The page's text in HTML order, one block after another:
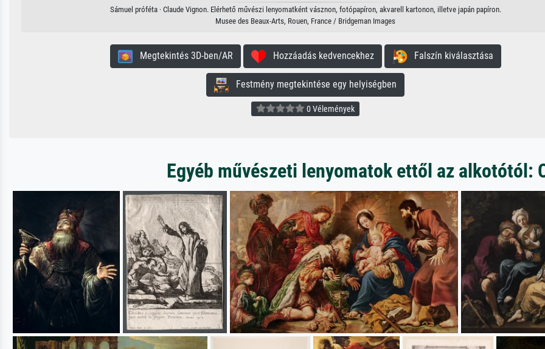
Sámuel próféta · Claude Vignon. Elérhető művészi lenyomatként vásznon, fotópapíron, akvarell kartonon, illetve japán papíron.
Musee des Beaux-Arts, Rouen, France / Bridgeman Images
Megtekintés 3D-ben/AR Hozzáadás kedvencekhez Falszín kiválasztása
Festmény megtekintése egy helyiségben
0 Vélemények
Egyéb művészeti lenyomatok ettől az alkotótól: